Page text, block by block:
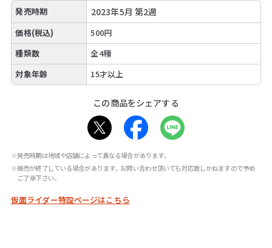
発売時期 2023年5月 第2週
価格(税込)
500円
種類数
全4種
対象年齢
15才以上
この商品をシェアする
※発売時期は地域や店舗によって異なる場合があります。
※販売が終了している場合があります。お問い合わせ頂いても対応致しかねますので予め
ご了承下さい。
仮面ライダー特設ページはこちら